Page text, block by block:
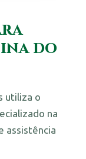
do
utiliza o
na
assistência